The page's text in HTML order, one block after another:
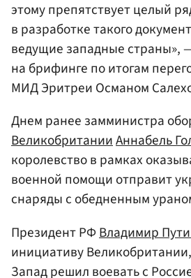
этому препятствует целый
в разработке такого
ведущие западные страны»,
на брифинге по итогам
МИД Эритреи Османом
Днем ранее замминистра
ВеликобританииАннабель
королевство в рамках
военной помощи отправит
снаряды с обедненным
Президент РФВладимир
инициативу Великобритании,
Запад решил воевать с